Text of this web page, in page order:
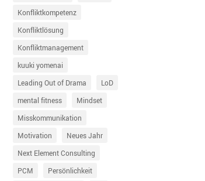
Konfliktkompetenz
Konfliktlösung
Konfliktmanagement
kuuki yomenai
Leading Out of Drama
LoD
mental fitness
Mindset
Misskommunikation
Motivation
Neues Jahr
Next Element Consulting
PCM
Persönlichkeit